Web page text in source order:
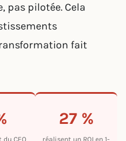
pas pilotée. Cela
fait
CEO
27 %
réalisent un ROI en 1-